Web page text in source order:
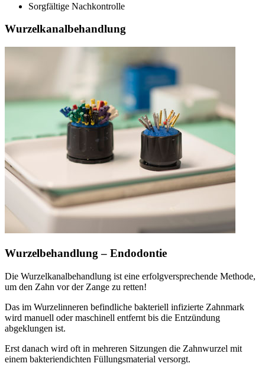
Sorgfältige Nachkontrolle
Wurzelkanalbehandlung
Wurzelbehandlung – Endodontie
Die Wurzelkanalbehandlung ist eine erfolgversprechende Methode,
um den Zahn vor der Zange zu retten!
Das im Wurzelinneren befindliche bakteriell infizierte Zahnmark
wird manuell oder maschinell entfernt bis die Entzündung
abgeklungen ist.
Erst danach wird oft in mehreren Sitzungen die Zahnwurzel mit
einem bakteriendichten Füllungsmaterial versorgt.